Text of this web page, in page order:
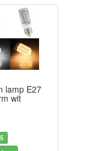
lamp E27
wit